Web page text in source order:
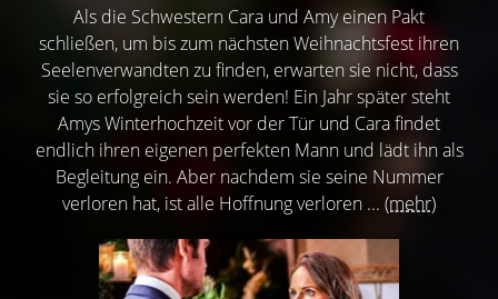
Als die Schwestern Cara und Amy einen Pakt
schließen, um bis zum nächsten Weihnachtsfest ihren
Seelenverwandten zu finden, erwarten sie nicht, dass
sie so erfolgreich sein werden! Ein Jahr später steht
Amys Winterhochzeit vor der Tür und Cara findet
endlich ihren eigenen perfekten Mann und lädt ihn als
Begleitung ein. Aber nachdem sie seine Nummer
verloren hat, ist alle Hoffnung verloren ... (mehr)